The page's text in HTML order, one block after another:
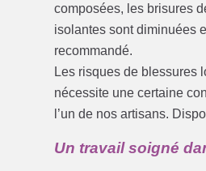
composées, les brisures
isolantes sont diminuées
recommandé.
Les risques de blessures
nécessite une certaine
l’un de nos artisans.
Un travail soigné